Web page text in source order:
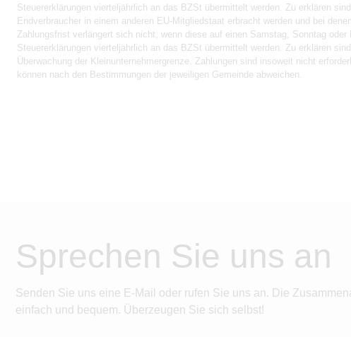
Steuererklärungen vierteljährlich an das BZSt übermittelt werden. Zu erklären
Endverbraucher in einem anderen EU-Mitgliedstaat erbracht werden und bei
Zahlungsfrist verlängert sich nicht, wenn diese auf einen Samstag, Sonntag oder
Steuererklärungen vierteljährlich an das BZSt übermittelt werden. Zu erklären
Überwachung der Kleinunternehmergrenze. Zahlungen sind insoweit nicht
können nach den Bestimmungen der jeweiligen Gemeinde abweichen.
Sprechen Sie uns an
Senden Sie uns eine E-Mail oder rufen Sie uns an. Die
einfach und bequem. Überzeugen Sie sich selbst!